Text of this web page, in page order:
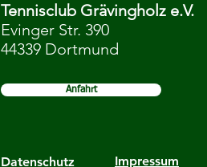
Seniorenkonkurrenzen der
DortmundOpen ziehen zum TC
Tennisclub Grävingholz e.V.
Evinger Str. 390
44339 Dortmund
Anfahrt
Datenschutz Impressum